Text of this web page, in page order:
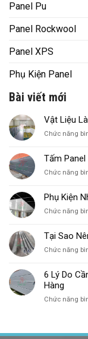
Panel Pu
Panel Rockwool
Panel XPS
Phụ Kiện Panel
Bài viết mới
Vật Liệu
Chức năng
Tấm
Chức năng
Phụ Kiện
Chức năng
Tại Sao
Chức năng
6 Lý Do
Hàng
Chức năng